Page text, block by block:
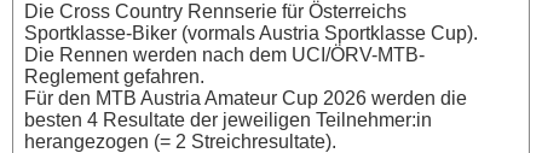
Die Cross Country Rennserie für Österreichs
Sportklasse-Biker (vormals Austria Sportklasse Cup).
Die Rennen werden nach dem UCI/ÖRV-MTB-
Reglement gefahren.
Für den MTB Austria Amateur Cup 2026 werden die
besten 4 Resultate der jeweiligen Teilnehmer:in
herangezogen (= 2 Streichresultate).